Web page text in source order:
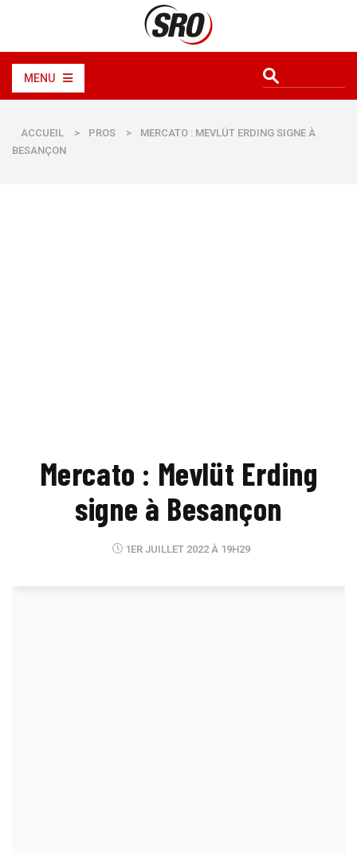
MENU
ACCUEIL > PROS >
MERCATO : MEVLÜT ERDING SIGNE À
BESANÇON
Mercato : Mevlüt Erding
signe à Besançon
1ER JUILLET 2022 À 19H29